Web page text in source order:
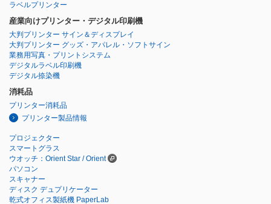
ラベルプリンター
産業向けプリンター・デジタル印刷機
大判プリンター サイン＆ディスプレイ
大判プリンター グッズ・アパレル・ソフトサイン
業務用写真・プリントシステム
デジタルラベル印刷機
デジタル捺染機
消耗品
プリンター消耗品
プリンター製品情報
プロジェクター
スマートグラス
ウオッチ：Orient Star / Orient
パソコン
スキャナー
ディスク デュプリケーター
乾式オフィス製紙機 PaperLab